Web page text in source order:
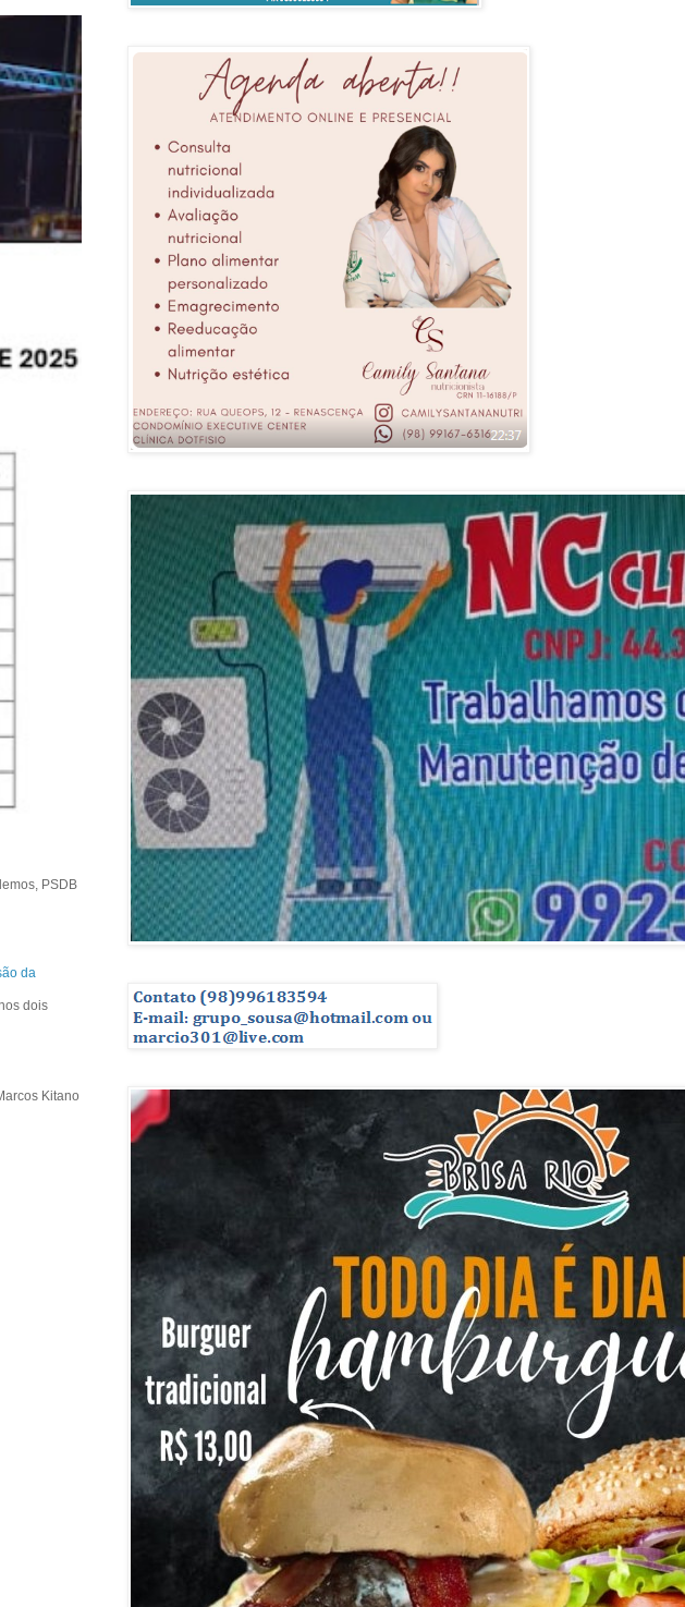
PSDB
da
dois
Kitano